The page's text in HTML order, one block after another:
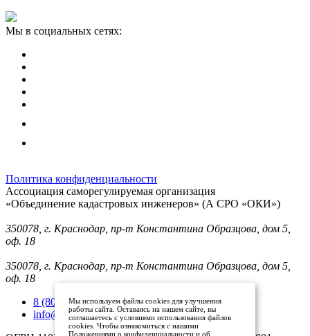
Мы в социальных сетях:
Политика конфиденциальности
Ассоциация саморегулируемая организация
«Объединение кадастровых инженеров» (А СРО «ОКИ»)
350078, г. Краснодар, пр-т Константина Образцова, дом 5,
оф. 18
350078, г. Краснодар, пр-т Константина Образцова, дом 5,
оф. 18
8 (800) 101 33 08
info@mysroki.ru
Мы используем файлы cookies для улучшения
работы сайта. Оставаясь на нашем сайте, вы
соглашаетесь с условиями использования файлов
cookies. Чтобы ознакомиться с нашими
Положениями о конфиденциальности и об